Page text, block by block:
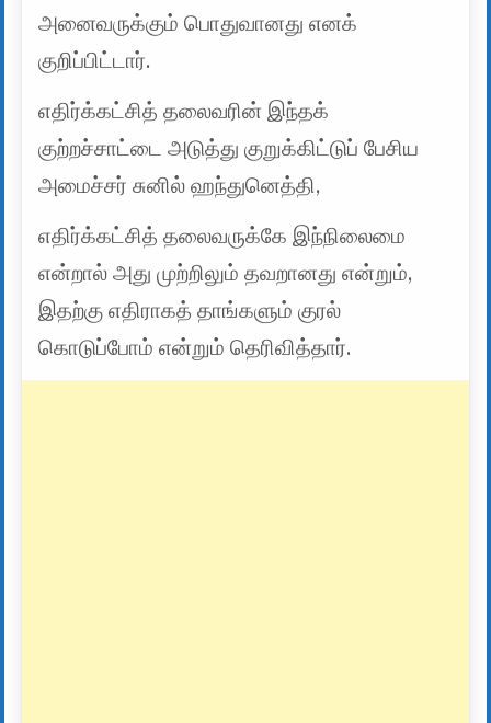
அனைவருக்கும் பொதுவானது எனக்
குறிப்பிட்டார்.
எதிர்க்கட்சித் தலைவரின் இந்தக்
குற்றச்சாட்டை அடுத்து குறுக்கிட்டுப் பேசிய
அமைச்சர் சுனில் ஹந்துனெத்தி,
எதிர்க்கட்சித் தலைவருக்கே இந்நிலைமை
என்றால் அது முற்றிலும் தவறானது என்றும்,
இதற்கு எதிராகத் தாங்களும் குரல்
கொடுப்போம் என்றும் தெரிவித்தார்.